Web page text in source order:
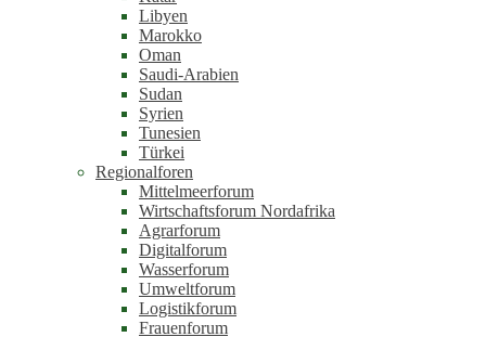
Libyen
Marokko
Oman
Saudi-Arabien
Sudan
Syrien
Tunesien
Türkei
Regionalforen
Mittelmeerforum
Wirtschaftsforum Nordafrika
Agrarforum
Digitalforum
Wasserforum
Umweltforum
Logistikforum
Frauenforum